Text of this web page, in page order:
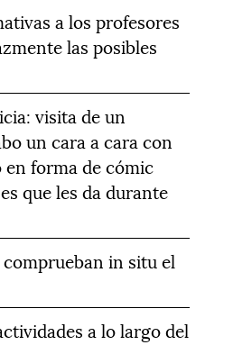
a los profesores
las posibles
visita de un
un cara a cara con
forma de cómic
que les da durante
in situ el
a lo largo del